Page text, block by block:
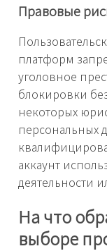
Правовые
платформ
уголовное
блокировки
некоторых
персональных
аккаунт
деятельности
На что
выборе